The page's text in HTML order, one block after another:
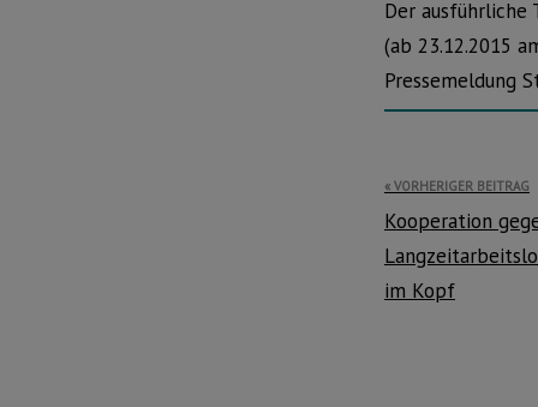
Der ausführliche
(ab 23.12.2015
Pressemeldung
VORHERIGER BEITRAG
Kooperation
im Kopf